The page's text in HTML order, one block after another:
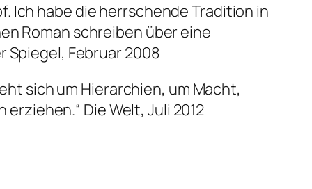
Ich habe die herrschende Tradition in
Roman schreiben über eine
Spiegel, Februar 2008
sich um Hierarchien, um Macht,
erziehen.“ Die Welt, Juli 2012